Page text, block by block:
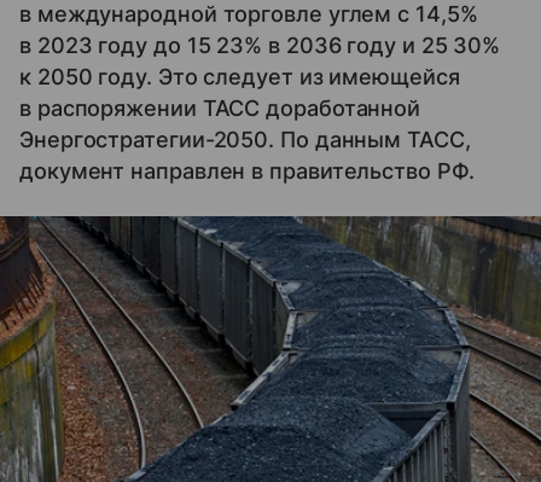
в международной торговле углем с 14,5%
в 2023 году до 15 23% в 2036 году и 25 30%
к 2050 году. Это следует из имеющейся
в распоряжении ТАСС доработанной
Энергостратегии-2050. По данным ТАСС,
документ направлен в правительство РФ.